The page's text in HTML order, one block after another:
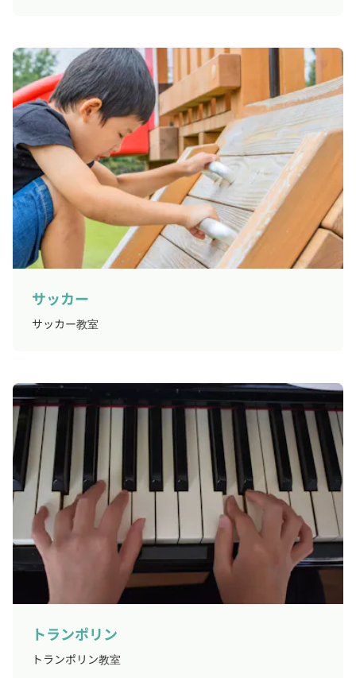
サッカー
サッカー教室
トランポリン
トランポリン教室